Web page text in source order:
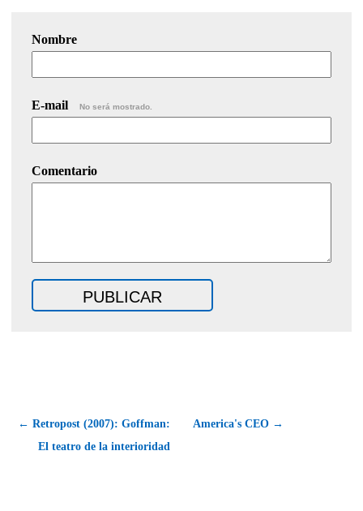
Nombre
E-mail No será mostrado.
Comentario
← Retropost (2007): Goffman:
El teatro de la interioridad
America's CEO →